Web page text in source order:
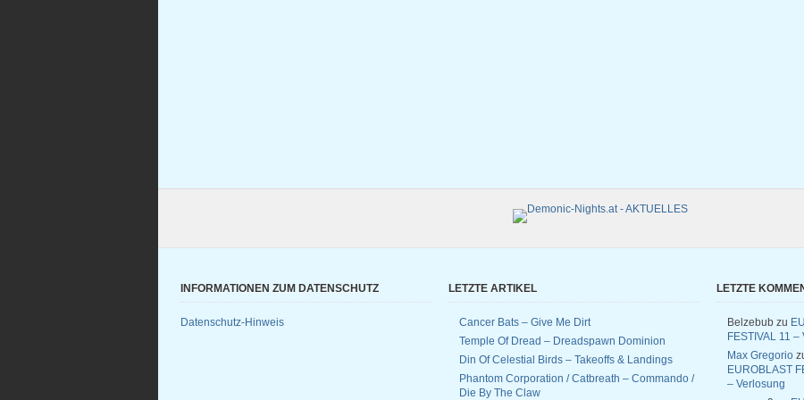
INFORMATIONEN ZUM DATENSCHUTZ
Datenschutz-Hinweis
LETZTE ARTIKEL
Cancer Bats – Give Me Dirt
Temple Of Dread – Dreadspawn Dominion
Din Of Celestial Birds – Takeoffs & Landings
Phantom Corporation / Catbreath – Commando /
Die By The Claw
LETZTE
Belzebub zu
FESTIVAL 11 –
Max Gregorio
EUROBLAST
– Verlosung